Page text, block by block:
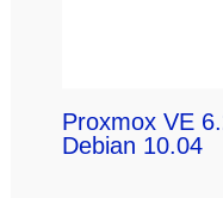
Proxmox VE
Debian 10.04